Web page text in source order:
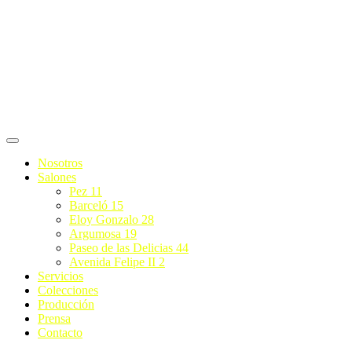
Nosotros
Salones
Pez 11
Barceló 15
Eloy Gonzalo 28
Argumosa 19
Paseo de las Delicias 44
Avenida Felipe II 2
Servicios
Colecciones
Producción
Prensa
Contacto